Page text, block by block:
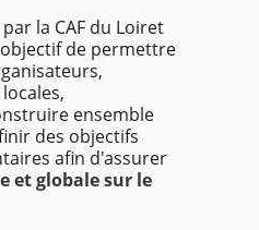
la CAF du Loiret
objectif de permettre
ensemble
des objectifs
afin d'assurer
et globale sur le